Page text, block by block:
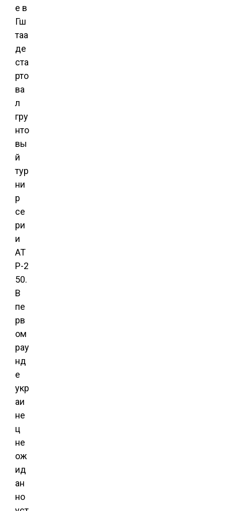
е в
Гш
таа
де
ста
рто
ва
л
гру
нто
вы
й
тур
ни
р
се
ри
и
АТ
Р-2
50.
В
пе
рв
ом
рау
нд
е
укр
аи
не
ц
не
ож
ид
ан
но